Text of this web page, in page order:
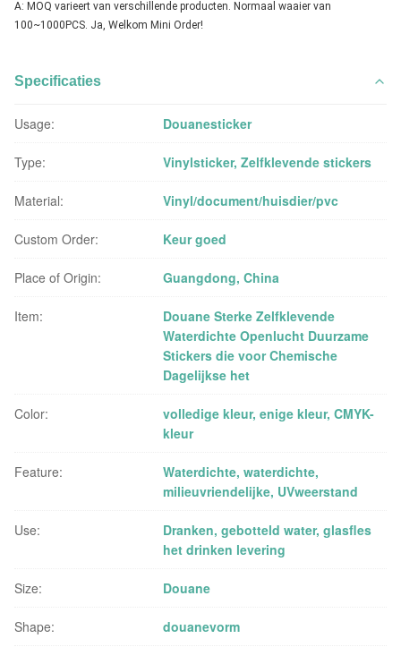
A: MOQ varieert van verschillende producten. Normaal waaier van
100~1000PCS. Ja, Welkom Mini Order!
Specificaties
Usage: Douanesticker
Type: Vinylsticker, Zelfklevende stickers
Material: Vinyl/document/huisdier/pvc
Custom Order: Keur goed
Place of Origin: Guangdong, China
Item:
Douane Sterke Zelfklevende
Waterdichte Openlucht Duurzame
Stickers die voor Chemische
Dagelijkse het
Color:
volledige kleur, enige kleur, CMYK-
kleur
Feature:
Waterdichte, waterdichte,
milieuvriendelijke, UVweerstand
Use:
Dranken, gebotteld water, glasfles
het drinken levering
Size: Douane
Shape: douanevorm